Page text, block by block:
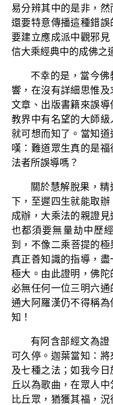
易分辨其中的是非，
還要特意傳播這種錯
要建立應成派中觀邪
信大乘經典中的成佛之
不幸的是，當今
響，在沒有詳細思惟
文章、出版書籍來誤
教界中有名望的大師
就可想而知了。當知
嘆：難道眾生真的是
法者所誤導嗎？
關於慧解脫果，
下，至遲四生就能取
成辦，大乘法的親證見
也都須要無量劫中歷
到，不像二乘菩提的
真正善知識的指導，
極大。由此證明，佛
必無任何一位三明六
通大阿羅漢仍不得稱
知！
有阿含部經文為
可久停。迦葉當知：
及七種之法；如我今
丘以為歌曲，在眾人
比丘眾，猶獲其福，